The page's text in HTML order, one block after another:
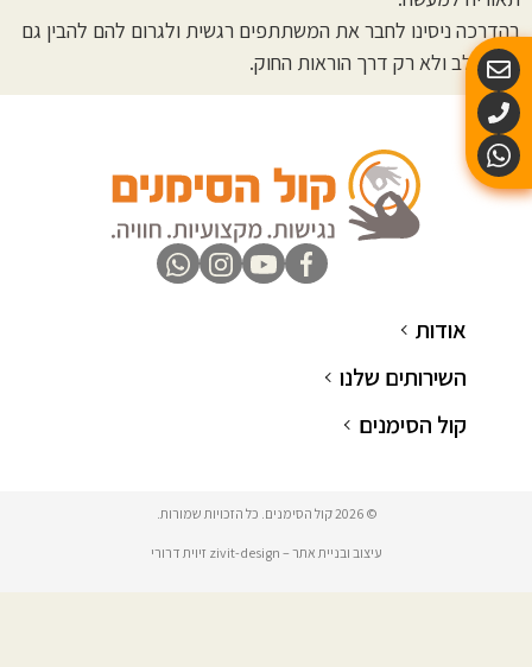
בהדרכה ניסינו לחבר את המשתתפים רגשית ולגרום להם להבין גם
דרך הלב ולא רק דרך הוראות החוק.
קול הסימנים
השירותים שלנו
אודות
© 2026 קול הסימנים. כל הזכויות שמורות.
עיצוב ובניית אתר – zivit-design זיוית דרורי